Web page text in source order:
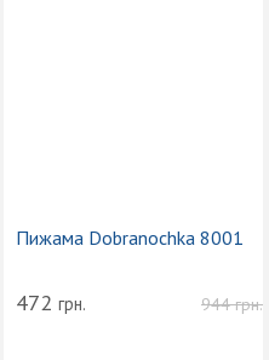
Пижама Dobranochka 8001
944грн.
472 грн.